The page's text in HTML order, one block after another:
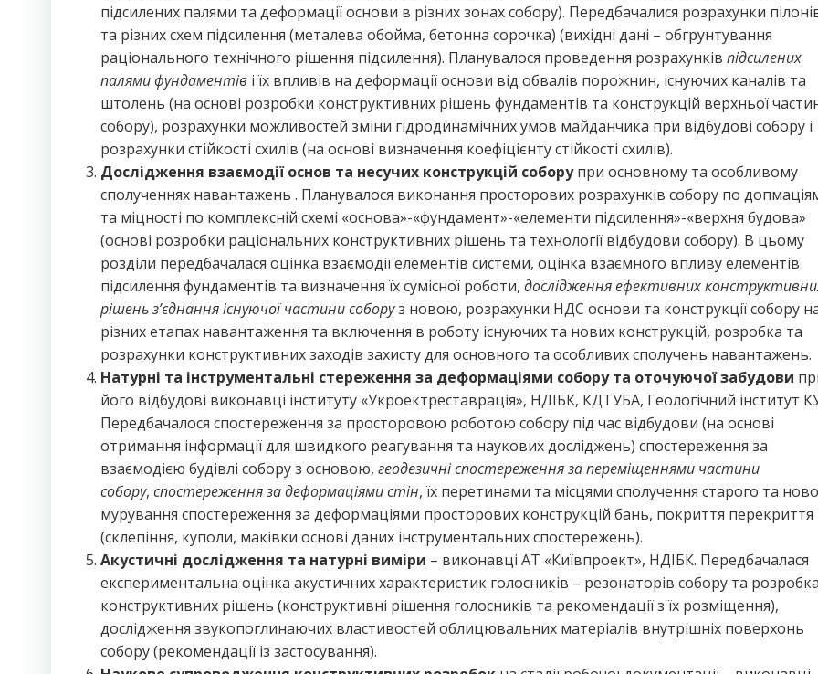
підсилених палями та деформації основи в різних зонах собору). Передбачалися розрахунки
та різних схем підсилення (металева обойма, бетонна сорочка) (вихідні дані – обгрунтування
раціонального технічного рішення підсилення). Планувалося проведення розрахунків підсилених
палями фундаментів і їх впливів на деформації основи від обвалів порожнин, існуючих каналів та
штолень (на основі розробки конструктивних рішень фундаментів та конструкцій верхньої
собору), розрахунки можливостей зміни гідродинамічних умов майданчика при відбудові собору і
розрахунки стійкості схилів (на основі визначення коефіцієнту стійкості схилів).
Дослідження взаємодії основ та несучих конструкцій соборупри основному та особливому
сполученнях навантажень . Планувалося виконання просторових розрахунків собору по
та міцності по комплексній схемі «основа»-«фундамент»-«елементи підсилення»-«верхня будова»
(основі розробки раціональних конструктивних рішень та технології відбудови собору). В цьому
розділи передбачалася оцінка взаємодії елементів системи, оцінка взаємного впливу елементів
підсилення фундаментів та визначення їх сумісної роботи, дослідження ефективних
рішень з’єднання існуючої частини соборуз новою, розрахунки НДС основи та конструкції собору
різних етапах навантаження та включення в роботу існуючих та нових конструкцій, розробка та
розрахунки конструктивних заходів захисту для основного та особливих сполучень навантажень.
Натурні та інструментальні стереження за деформаціями собору та оточуючої забудови
його відбудові виконавці інституту «Укроектреставрація», НДІБК, КДТУБА, Геологічний інститут
Передбачалося спостереження за просторовою роботою собору під час відбудови (на основі
отримання інформації для швидкого реагування та наукових досліджень) спостереження за
взаємодією будівлі собору з основою, геодезичні спостереження за переміщеннями частини
собору, спостереження за деформаціями стін, їх перетинами та місцями сполучення старого та
мурування спостереження за деформаціями просторових конструкцій бань, покриття перекриття
(склепіння, куполи, маківки основі даних інструментальних спостережень).
Акустичні дослідження та натурні виміри – виконавці АТ «Київпроект», НДІБК. Передбачалася
експериментальна оцінка акустичних характеристик голосників – резонаторів собору та розробка
конструктивних рішень (конструктивні рішення голосників та рекомендації з їх розміщення),
дослідження звукопоглинаючих властивостей облицювальних матеріалів внутрішніх поверхонь
собору (рекомендації із застосування).